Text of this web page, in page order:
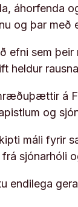
áhorfenda
og þar með
efni sem
heldur
á
og
máli fyrir
sjónarhóli
endilega